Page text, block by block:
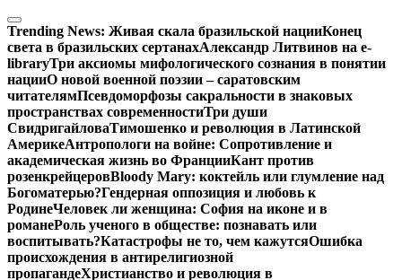
Перейти
к
содержимому
Trending News: Живая скала бразильской нацииКонец
света в бразильских сертанахАлександр Литвинов на e-
libraryТри аксиомы мифологического сознания в понятии
нацииО новой военной поэзии – саратовским
читателямПсевдоморфозы сакральности в знаковых
пространствах современностиТри души
СвидригайловаТимошенко и революция в Латинской
АмерикеАнтропологи на войне: Сопротивление и
академическая жизнь во ФранцииКант против
розенкрейцеровBloody Mary: коктейль или глумление над
Богоматерью?Гендерная оппозиция и любовь к
РодинеЧеловек ли женщина: София на иконе и в
романеРоль ученого в обществе: познавать или
воспитывать?Катастрофы не то, чем кажутсяОшибка
происхождения в антирелигиозной
пропагандеХристианство и революция в